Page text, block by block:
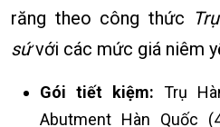
răng theo công thức
sứ với các mức giá niêm
Gói tiết kiệm: Trụ
Abutment Hàn Quốc